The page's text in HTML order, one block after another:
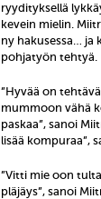
ryydityksellä
kevein mielin.
ny hakusessa… ja
pohjatyön tehtyä.
”Hyvää on
mummoon vähä
paskaa”, sanoi
lisää kompuraa”,
”Vitti mie oon
pläjäys”, sanoi